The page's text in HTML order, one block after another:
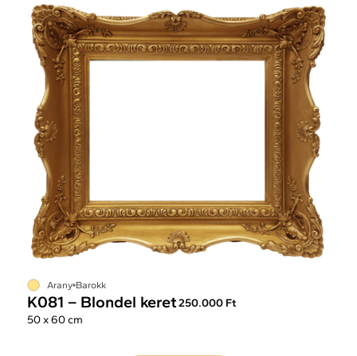
Arany Barokk
K081 – Blondel keret250.000 Ft
50 x 60 cm